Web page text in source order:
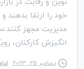
خود را ارتقا
مدیریت مجهز
انگیزش کارکنان،
دسامبر 25, 2023